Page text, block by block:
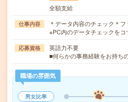
全額支給
仕事内容
＊データ内容のチェック＊
※PC内のデータチェックを
応募資格
英語力不要
■何らかの事務経験をお持ち
職場の雰囲気
男女比率